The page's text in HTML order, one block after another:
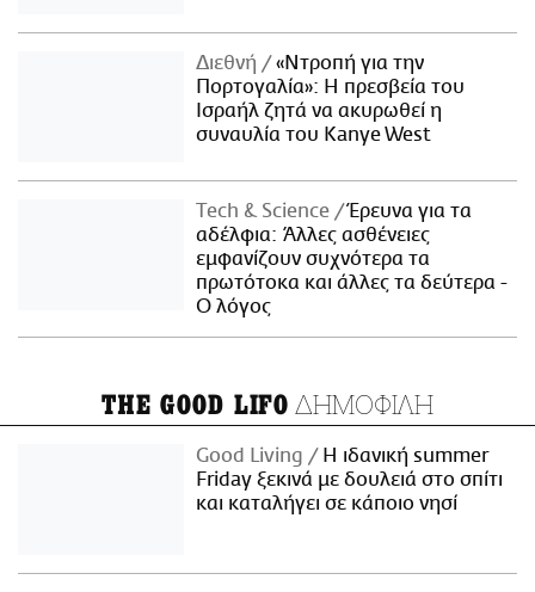
Διεθνή
«Ντροπή για την
Πορτογαλία»: Η πρεσβεία του
Ισραήλ ζητά να ακυρωθεί η
συναυλία του Kanye West
Τech & Science
Έρευνα για τα
αδέλφια: Άλλες ασθένειες
εμφανίζουν συχνότερα τα
πρωτότοκα και άλλες τα δεύτερα -
Ο λόγος
THE GOOD LIFO ΔΗΜΟΦΙΛΗ
Good Living
Η ιδανική summer
Friday ξεκινά με δουλειά στο σπίτι
και καταλήγει σε κάποιο νησί